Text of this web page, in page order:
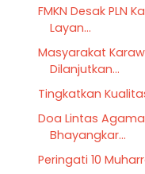
FMKN Desak PLN
Layan...
Masyarakat
Dilanjutkan...
Tingkatkan
Doa Lintas
Bhayangkar...
Peringati 10